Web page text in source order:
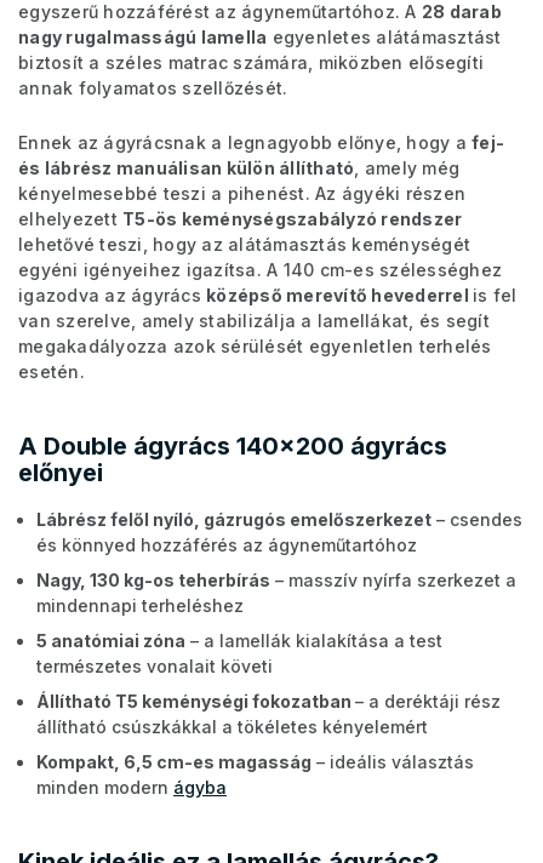
egyszerű hozzáférést az ágyneműtartóhoz. A 28 darab
nagy rugalmasságú lamella egyenletes alátámasztást
biztosít a széles matrac számára, miközben elősegíti
annak folyamatos szellőzését.
Ennek az ágyrácsnak a legnagyobb előnye, hogy a fej-
és lábrész manuálisan külön állítható , amely még
kényelmesebbé teszi a pihenést. Az ágyéki részen
elhelyezett T5-ös keménységszabályzó rendszer
lehetővé teszi, hogy az alátámasztás keménységét
egyéni igényeihez igazítsa. A 140 cm-es szélességhez
igazodva az ágyrács középső merevítő hevederrel is fel
van szerelve, amely stabilizálja a lamellákat, és segít
megakadályozza azok sérülését egyenletlen terhelés
esetén.
A Double ágyrács 140x200 ágyrács
előnyei
Lábrész felől nyíló, gázrugós emelőszerkezet – csendes
és könnyed hozzáférés az ágyneműtartóhoz
Nagy, 130 kg-os teherbírás – masszív nyírfa szerkezet a
mindennapi terheléshez
5 anatómiai zóna – a lamellák kialakítása a test
természetes vonalait követi
Állítható T5 keménységi fokozatban – a deréktáji rész
állítható csúszkákkal a tökéletes kényelemért
Kompakt, 6,5 cm-es magasság – ideális választás
minden modern ágyba